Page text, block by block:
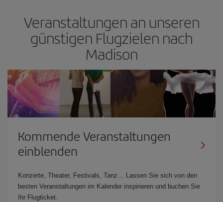
Veranstaltungen an unseren
günstigen Flugzielen nach
Madison
Kommende Veranstaltungen
einblenden
Konzerte, Theater, Festivals, Tanz… Lassen Sie sich von den
besten Veranstaltungen im Kalender inspirieren und buchen Sie
Ihr Flugticket.